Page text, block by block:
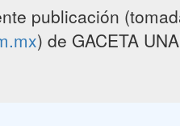
publicación
) de GACETA